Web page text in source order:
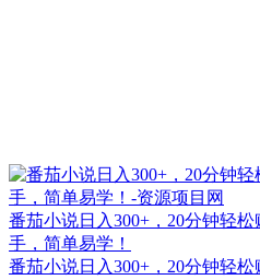
番茄小说日入300+，20分钟轻
手，简单易学！
番茄小说日入300+，20分钟轻